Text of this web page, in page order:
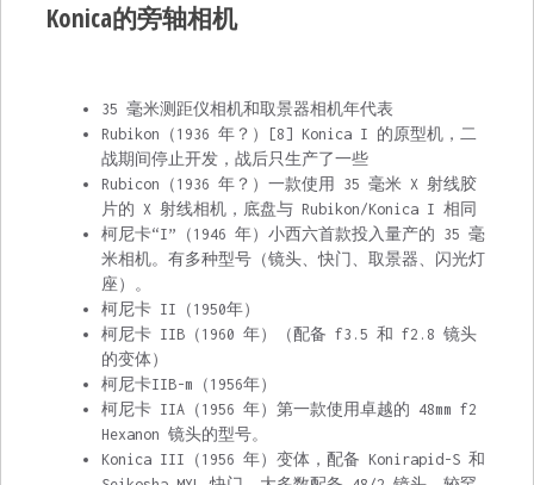
Konica的旁轴相机
35 毫米测距仪相机和取景器相机年代表
Rubikon（1936 年？）[8] Konica I 的原型机，二
战期间停止开发，战后只生产了一些
Rubicon（1936 年？）一款使用 35 毫米 X 射线胶
片的 X 射线相机，底盘与 Rubikon/Konica I 相同
柯尼卡“I”（1946 年）小西六首款投入量产的 35 毫
米相机。有多种型号（镜头、快门、取景器、闪光灯
座）。
柯尼卡 II（1950年）
柯尼卡 IIB（1960 年）（配备 f3.5 和 f2.8 镜头
的变体）
柯尼卡IIB-m（1956年）
柯尼卡 IIA（1956 年）第一款使用卓越的 48mm f2
Hexanon 镜头的型号。
Konica III（1956 年）变体，配备 Konirapid-S 和